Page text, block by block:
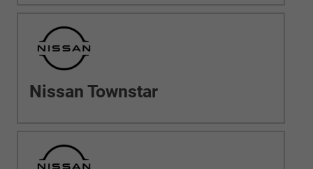
Nissan Townstar